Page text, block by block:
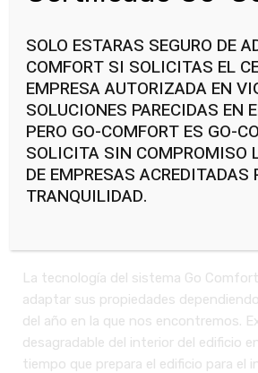
Sistema De Ahorro
La tecnología del sistema Go
adaptar sus propiedades
del año en la que nos encontremos.
desagradable del interior del edificio
tiempo que prepara el edificio para el
SOLO ESTARAS SEGURO DE
COMFORT SI SOLICITAS EL
EMPRESA AUTORIZADA EN
SOLUCIONES PARECIDAS EN
PERO GO-COMFORT ES GO-
SOLICITA SIN COMPROMISO
DE EMPRESAS ACREDITADAS
TRANQUILIDAD.